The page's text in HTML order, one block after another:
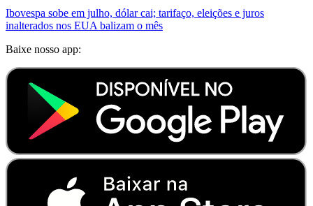
Ibovespa sobe em julho, dólar cai; tarifaço, eleições e juros
inalterados nos EUA balizam o mês
Baixe nosso app: